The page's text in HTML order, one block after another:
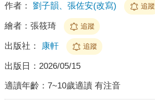
作者： 劉子韻、張佐安(改寫) 追蹤
繪者： 張筱琦 追蹤
出版社： 康軒 追蹤
出版日： 2026/05/15
適讀年齡： 7~10歲適讀 有注音